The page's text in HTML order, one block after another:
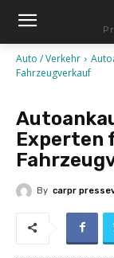
Auto / Verkehr
Fahrzeugverkauf
Experten
By carpr